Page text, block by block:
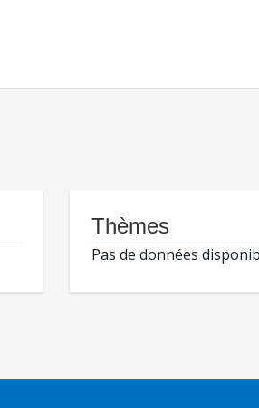
Thèmes
Pas de données